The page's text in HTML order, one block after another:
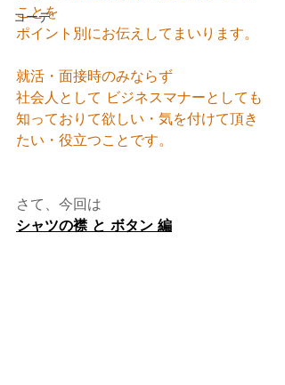
コーデ
ことを
ポイント別にお伝えしてまいります。
就活・面接時のみならず
社会人として ビジネスマナーとしても
知っておりて欲しい・気を付けて頂き
たい・役立つことです。
さて、今回は
シャツの襟 と ボタン 編